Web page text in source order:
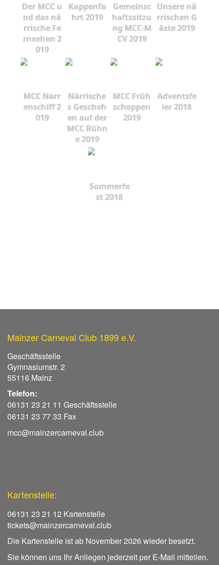
Der MCC u
nd das nä
rrische Fe
rnsehen 2
019
Kappenfa
hrt 2019
Gemeinsc
haftssitzu
ng MCC-M
CV 2019
Unsere nä
rrischen G
äste 2019
MCC Narr
enschiff 2
019
Närrische
s Gescheh
en auf der
MCC Bühn
e 2019
MCC Früh
schoppen
2019
Adventsfe
ier 2018
Sommerfe
st 2018
Mainzer Carneval Club 1899 e.V.
Geschäftsstelle
Gymnasiumstr. 2
55116 Mainz
Telefon:
06131 23 21 11 Geschäftsstelle
06131 23 77 33 Fax
mcc@mainzercarneval.club
Kartenstelle:
06131 23 21 12 Kartenstelle
tickets@mainzercarneval.club
Die Kartenstelle ist ab November 2026 wieder besetzt.
Sie können uns Ihr Anliegen jederzeit per E-Mail mitteilen.